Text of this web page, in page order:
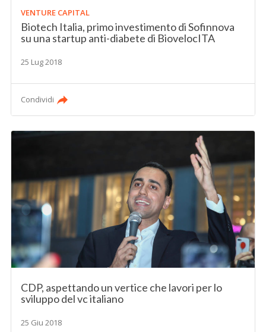
VENTURE CAPITAL
Biotech Italia, primo investimento di Sofinnova
su una startup anti-diabete di BiovelocITA
25 Lug 2018
Condividi
CDP, aspettando un vertice che lavori per lo
sviluppo del vc italiano
25 Giu 2018